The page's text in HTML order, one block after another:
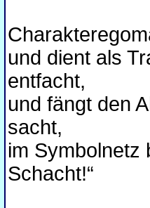
und dient als
entfacht,
und fängt den
sacht,
im Symbolnetz
Schacht!“